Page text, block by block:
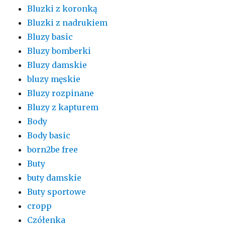
Bluzki z koronką
Bluzki z nadrukiem
Bluzy basic
Bluzy bomberki
Bluzy damskie
bluzy męskie
Bluzy rozpinane
Bluzy z kapturem
Body
Body basic
born2be free
Buty
buty damskie
Buty sportowe
cropp
Czółenka